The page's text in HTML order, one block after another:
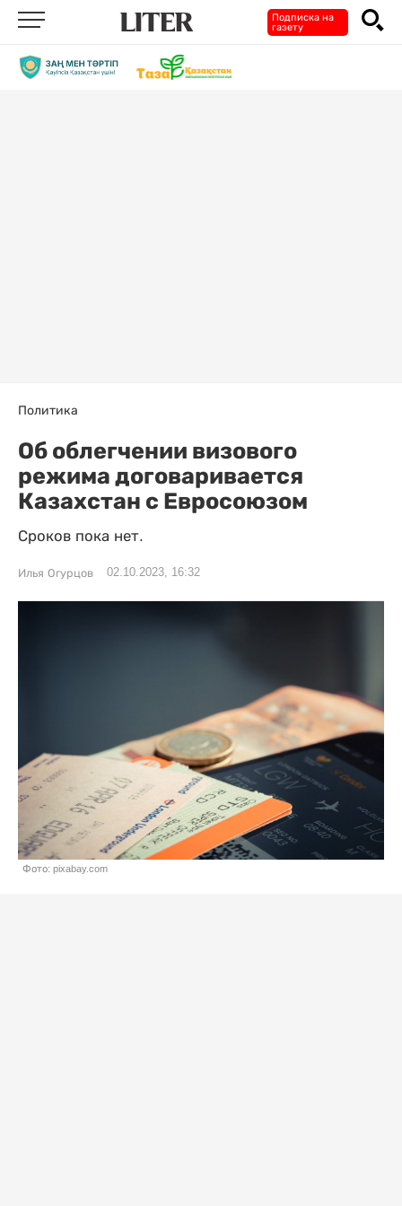
Подписка на
газету
Политика
Об облегчении визового
режима договаривается
Казахстан с Евросоюзом
Сроков пока нет.
Илья Огурцов 02.10.2023, 16:32
Фото: pixabay.com